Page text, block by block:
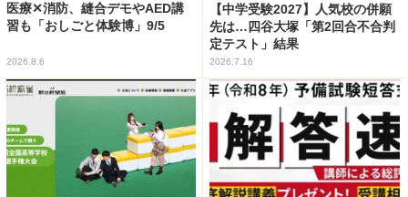
医療✕消防、縫合デモやAED講
習も「おしごと体験博」9/5
2026.8.6
【中学受験2027】人気校の併願
先は…四谷大塚「第2回合不合判
定テスト」結果
2026.7.16